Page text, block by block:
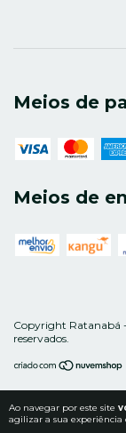
Ao navegar por este site
agilizar a sua experiência
Meios de
Meios de
Copyright Ratanabá
reservados.